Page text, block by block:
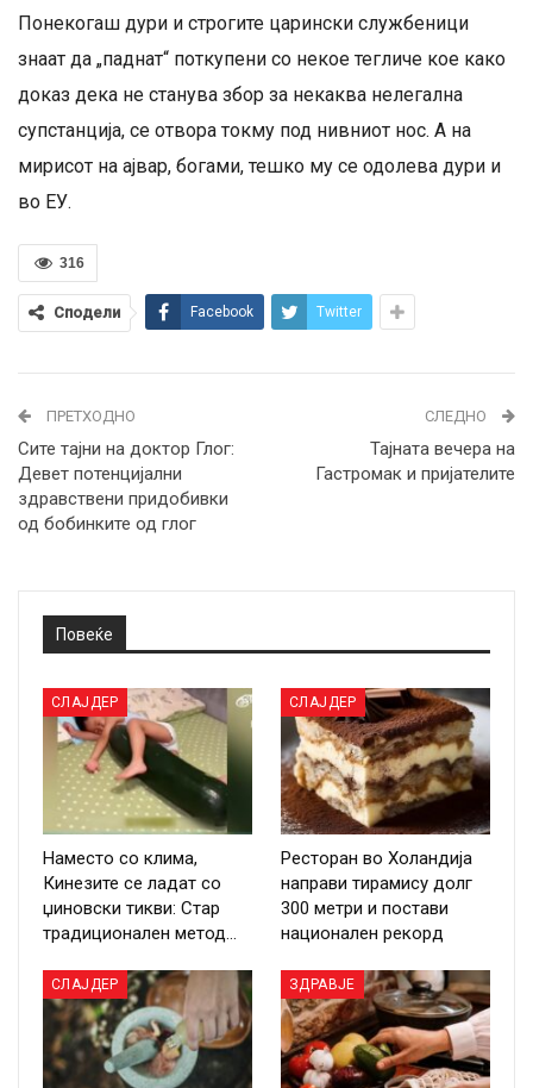
Понекогаш дури и строгите царински службеници
знаат да „паднат“ поткупени со некое тегличе кое како
доказ дека не станува збор за некаква нелегална
супстанција, се отвора токму под нивниот нос. А на
мирисот на ајвар, богами, тешко му се одолева дури и
во ЕУ.
316
Сподели Facebook Twitter
ПРЕТХОДНО
Сите тајни на доктор Глог:
Девет потенцијални
здравствени придобивки
од бобинките од глог
СЛЕДНО
Тајната вечера на
Гастромак и пријателите
Повеќе
СЛАЈДЕР
Наместо со клима,
Кинезите се ладат со
џиновски тикви: Стар
традиционален метод…
СЛАЈДЕР
Ресторан во Холандија
направи тирамису долг
300 метри и постави
национален рекорд
СЛАЈДЕР ЗДРАВЈЕ